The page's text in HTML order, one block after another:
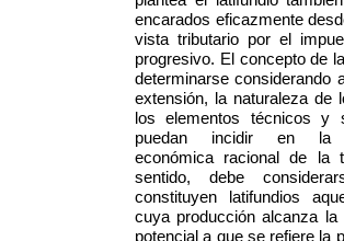
encarados eficazmente
vista tributario por el
progresivo. El concepto de
determinarse considerando
extensión, la naturaleza de
los elementos técnicos y
puedan incidir en la
económica racional de la
sentido, debe
constituyen latifundios
cuya producción alcanza la
potencial a que se refiere la